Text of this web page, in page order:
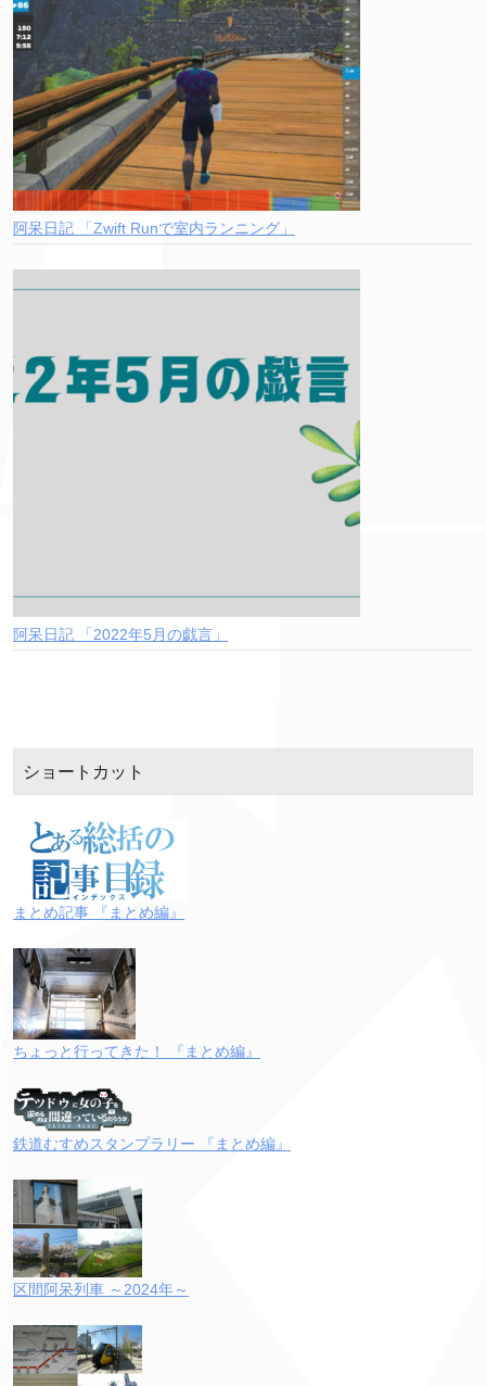
阿呆日記 「Zwift Runで室内ランニング」
阿呆日記 「2022年5月の戯言」
ショートカット
まとめ記事 『まとめ編』
ちょっと行ってきた！ 『まとめ編』
鉄道むすめスタンプラリー 『まとめ編』
区間阿呆列車 ～2024年～